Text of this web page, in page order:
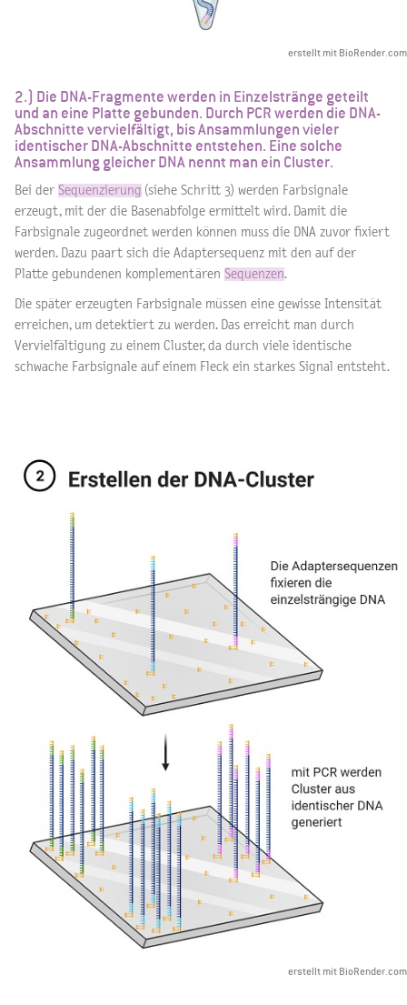
erstellt mit BioRender.com
2.) Die DNA-Fragmente werden in Einzelstränge geteilt
und an eine Platte gebunden. Durch PCR werden die DNA-
Abschnitte vervielfältigt, bis Ansammlungen vieler
identischer DNA-Abschnitte entstehen. Eine solche
Ansammlung gleicher DNA nennt man ein Cluster.
Bei der Sequenzierung (siehe Schritt 3) werden Farbsignale
erzeugt, mit der die Basenabfolge ermittelt wird. Damit die
Farbsignale zugeordnet werden können muss die DNA zuvor fixiert
werden. Dazu paart sich die Adaptersequenz mit den auf der
Platte gebundenen komplementären Sequenzen.
Die später erzeugten Farbsignale müssen eine gewisse Intensität
erreichen, um detektiert zu werden. Das erreicht man durch
Vervielfältigung zu einem Cluster, da durch viele identische
schwache Farbsignale auf einem Fleck ein starkes Signal entsteht.
erstellt mit BioRender.com